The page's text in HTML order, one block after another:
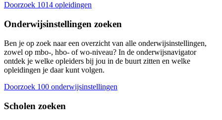
Doorzoek 1014 opleidingen
Onderwijsinstellingen zoeken
Ben je op zoek naar een overzicht van alle onderwijsinstellingen,
zowel op mbo-, hbo- of wo-niveau? In de onderwijsnavigator
ontdek je welke opleiders bij jou in de buurt zitten en welke
opleidingen je daar kunt volgen.
Doorzoek 100 onderwijsinstellingen
Scholen zoeken